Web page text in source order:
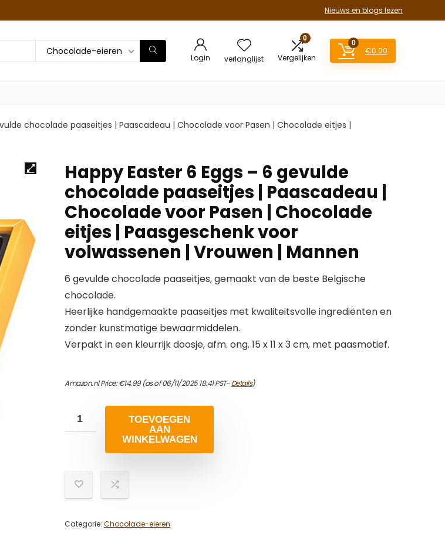
Nieuws en blogs lezen
Chocolade-eieren
Login verlanglijst
0
Vergelijken
0
€0.00
chocolade paaseitjes | Paascadeau | Chocolade voor Pasen | Chocolade eitjes |
Happy Easter 6 Eggs – 6 gevulde
chocolade paaseitjes | Paascadeau |
Chocolade voor Pasen | Chocolade
eitjes | Paasgeschenk voor
volwassenen | Vrouwen | Mannen
6 gevulde chocolade paaseitjes, gemaakt van de beste Belgische
chocolade.
Heerlijke handgemaakte paaseitjes met kwaliteitsvolle ingrediënten en
zonder kunstmatige bewaarmiddelen.
Verpakt in een kleurrijk doosje, afm. ong. 15 x 11 x 3 cm, met paasmotief.
Amazon.nl Price:€14.99(as of 06/11/2025 18:41 PST-Details)
TOEVOEGEN
AAN
WINKELWAGEN
Categorie: Chocolade-eieren